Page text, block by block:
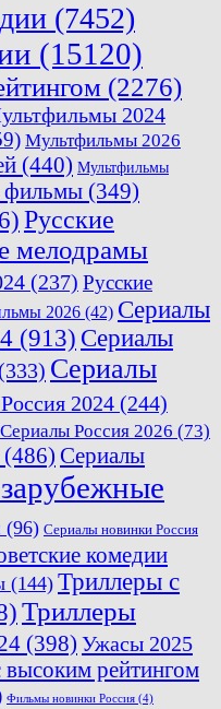
(7452)
(15120)
(2276)
2024
Мультфильмы 2026
(440) Мультфильмы
фильмы (349)
Русские
мелодрамы
(237) Русские
2026 (42) Сериалы
(913) Сериалы
(333) Сериалы
2024 (244)
Сериалы Россия 2026 (73)
(486) Сериалы
(96) Сериалы новинки Россия
комедии
(144) Триллеры с
Триллеры
(398) Ужасы 2025
рейтингом
Фильмы новинки Россия (4)